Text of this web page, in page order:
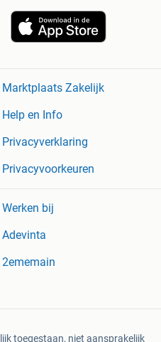
Marktplaats Zakelijk
Help en Info
Privacyverklaring
Privacyvoorkeuren
Werken bij
Adevinta
2ememain
toegestaan, niet aansprakelijk